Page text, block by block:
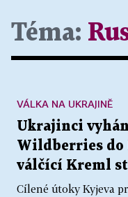
Téma:
Ukrajinci
Wildberries do
válčící Kreml
Cílené útoky Kyjeva
VÁLKA NA UKRAJINĚ